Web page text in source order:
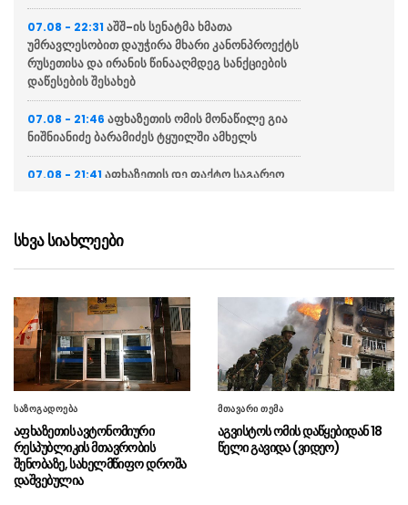
07.08 - 22:31 აშშ-ის სენატმა ხმათა
უმრავლესობით დაუჭირა მხარი კანონპროექტს
რუსეთისა და ირანის წინააღმდეგ სანქციების
დაწესების შესახებ
07.08 - 21:46 აფხაზეთის ომის მონაწილე გია
ნიშნიანიძე ბარამიძეს ტყუილში ამხელს
07.08 - 21:41 აფხაზეთის დე ფაქტო საგარეო
ხასიათი აქვს
ასაჯაროებს (ვიდეო)
07.08 - 21:15ეკა კუპატაძე მიმართვას
ავრცელებს
“ფარულ ჩანაწერში ნია იმნაძე
და მამამისი განიხილავდნენ, როგორ ჩაიდინა
ალექსანდრე გაბაშვილმა დანაშაული”
07.08 - 20:20“საფრანგეთი არ დაუშვებს
უცხოური ჩარევის არცერთ მცდელობას
სხვა სიახლეები
საზოგადოება
აფხაზეთის ავტონომიური
რესპუბლიკის მთავრობის
შენობაზე, სახელმწიფო დროშა
დაშვებულია
მთავარი თემა
აგვისტოს ომის დაწყებიდან 18
წელი გავიდა (ვიდეო)